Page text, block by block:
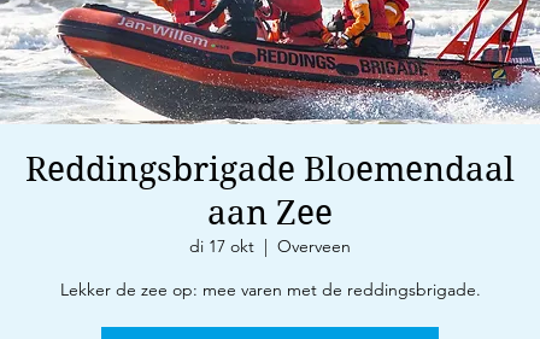
Reddingsbrigade Bloemendaal
aan Zee
di 17 okt
  |
Overveen
Lekker de zee op: mee varen met de reddingsbrigade.